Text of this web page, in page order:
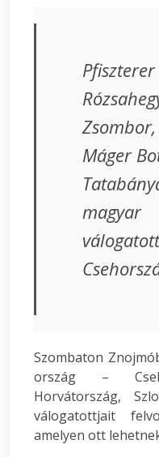
Máger
Szombaton
ország –
Horvátország,
válogatottjait
amelyen ott